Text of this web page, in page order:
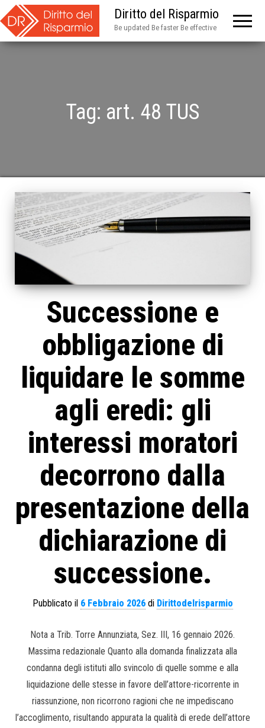
Diritto del Risparmio
Be updated Be faster Be effective
Tag: art. 48 TUS
Successione e
obbligazione di
liquidare le somme
agli eredi: gli
interessi moratori
decorrono dalla
presentazione della
dichiarazione di
successione.
Pubblicato il 6 Febbraio 2026di Dirittodelrisparmio
Nota a Trib. Torre Annunziata, Sez. III, 16 gennaio 2026.
Massima redazionale Quanto alla domanda finalizzata alla
condanna degli istituti allo svincolo di quelle somme e alla
liquidazione delle stesse in favore dell’attore-ricorrente in
riassunzione, non ricorrono ragioni che ne impediscano
l’accoglimento, risultando appurata la qualità di erede dell’attore